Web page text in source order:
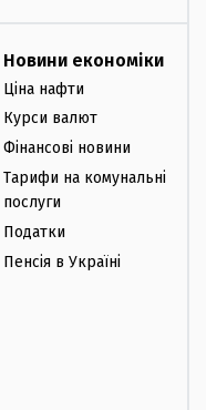
Новини економіки
Ціна нафти
Курси валют
Фінансові новини
Тарифи на комунальні
послуги
Податки
Пенсія в Україні